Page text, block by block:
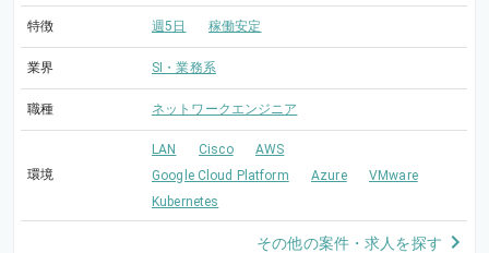
特徴 週5日 稼働安定
業界 SI・業務系
職種 ネットワークエンジニア
環境
LAN Cisco
AWS
Google Cloud Platform
Azure
VMware
Kubernetes
その他の案件・求人を探す